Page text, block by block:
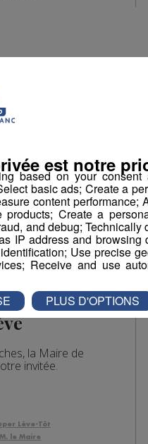
le Maire |
de
la Maire de
invitée.
Lève-Tôt
le Maire
based on your consent
basic ads; Create a
content performance;
Create a
and debug; Technically
IP address and browsing
Use precise
Receive and use
est notre
PLUS D'OPTIONS